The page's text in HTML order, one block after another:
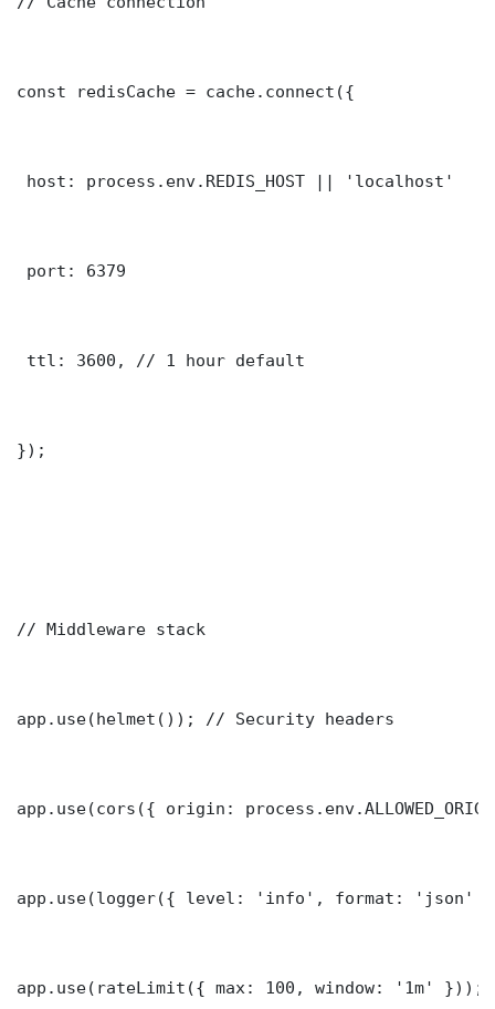
const redisCache = cache.connect({
host: process.env.REDIS_HOST || 'localhost'
port: 6379
ttl: 3600, // 1 hour default
});
// Middleware stack
app.use(helmet()); // Security headers
app.use(cors({ origin:
app.use(logger({ level: 'info', format: 'json'
app.use(rateLimit({ max: 100, window: '1m' }));